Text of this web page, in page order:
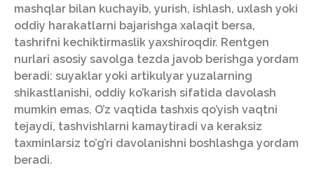
mashqlar bilan kuchayib, yurish, ishlash, uxlash yoki
oddiy harakatlarni bajarishga xalaqit bersa,
tashrifni kechiktirmaslik yaxshiroqdir. Rentgen
nurlari asosiy savolga tezda javob berishga yordam
beradi: suyaklar yoki artikulyar yuzalarning
shikastlanishi, oddiy ko’karish sifatida davolash
mumkin emas. O’z vaqtida tashxis qo’yish vaqtni
tejaydi, tashvishlarni kamaytiradi va keraksiz
taxminlarsiz to’g’ri davolanishni boshlashga yordam
beradi.